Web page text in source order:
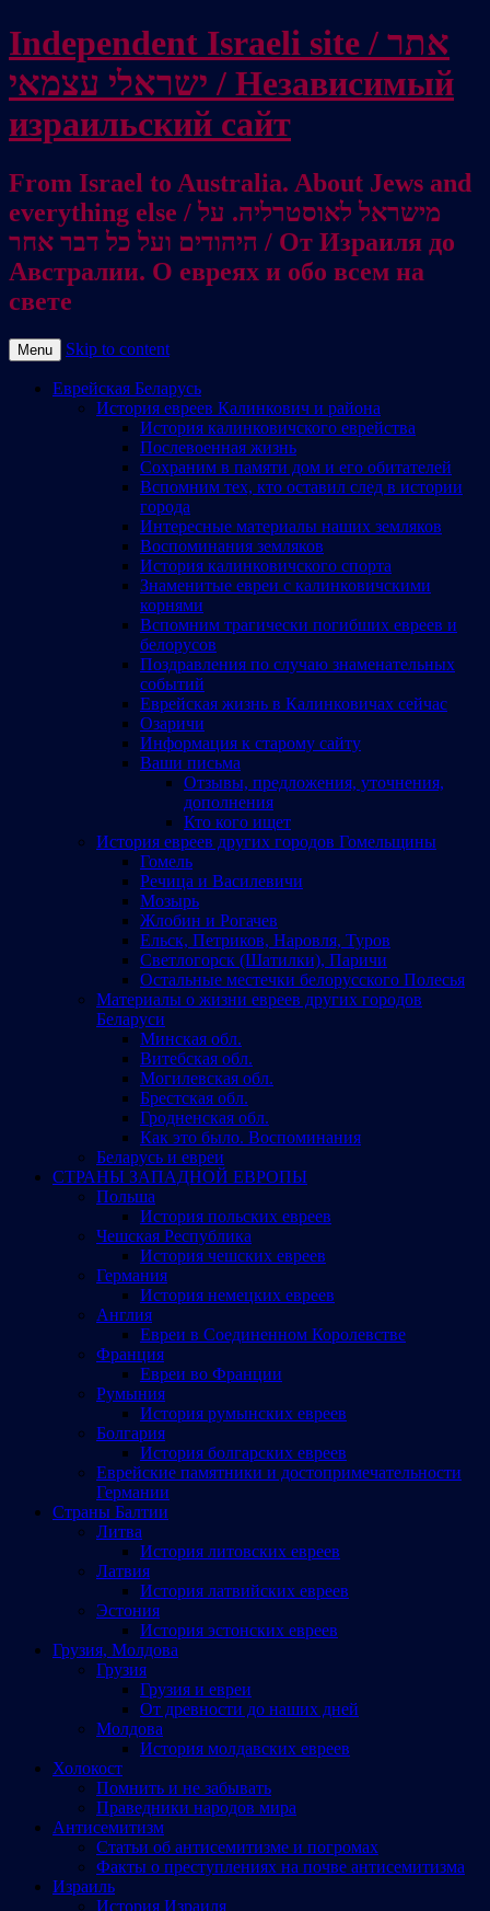
Independent Israeli site / אתר
ישראלי עצמאי / Независимый
израильский сайт
From Israel to Australia. About Jews and
everything else / מישראל לאוסטרליה. על
היהודים ועל כל דבר אחר / От Израиля до
Австралии. О евреях и обо всем на
свете
Menu Skip to content
Еврейская Беларусь
История евреев Калинкович и района
История калинковичского еврейства
Послевоенная жизнь
Сохраним в памяти дом и его обитателей
Вспомним тех, кто оставил след в истории
города
Интересные материалы наших земляков
Воспоминания земляков
История калинковичского спорта
Знаменитые евреи с калинковичскими
корнями
Вспомним трагически погибших евреев и
белорусов
Поздравления по случаю знаменательных
событий
Еврейская жизнь в Калинковичах сейчас
Озаричи
Информация к старому сайту
Ваши письма
Отзывы, предложения, уточнения,
дополнения
Кто кого ищет
История евреев других городов Гомельщины
Гомель
Речица и Василевичи
Мозырь
Жлобин и Рогачев
Ельск, Петриков, Наровля, Туров
Светлогорск (Шатилки), Паричи
Остальные местечки белорусского Полесья
Материалы о жизни евреев других городов
Беларуси
Минская обл.
Витебская обл.
Могилевская обл.
Брестская обл.
Гродненская обл.
Как это было. Воспоминания
Беларусь и евреи
СТРАНЫ ЗАПАДНОЙ ЕВРОПЫ
Польша
История польских евреев
Чешская Республика
История чешских евреев
Германия
История немецких евреев
Англия
Евреи в Соединенном Королевстве
Франция
Евреи во Франции
Румыния
История румынских евреев
Болгария
История болгарских евреев
Еврейские памятники и достопримечательности
Германии
Страны Балтии
Литва
История литовских евреев
Латвия
История латвийских евреев
Эстония
История эстонских евреев
Грузия, Молдова
Грузия
Грузия и евреи
От древности до наших дней
Молдова
История молдавских евреев
Холокост
Помнить и не забывать
Праведники народов мира
Антисемитизм
Статьи об антисемитизме и погромах
Факты о преступлениях на почве антисемитизма
Израиль
История Израиля